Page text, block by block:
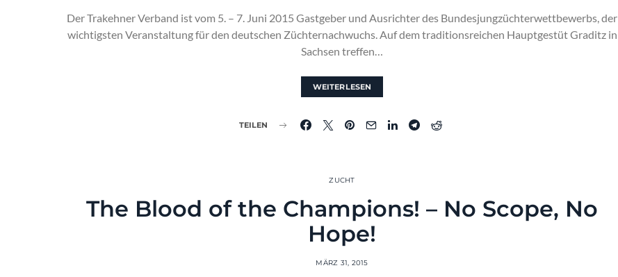
Der Trakehner Verband ist vom 5. – 7. Juni 2015 Gastgeber und Ausrichter des Bundesjungzüchterwettbewerbs, der
wichtigsten Veranstaltung für den deutschen Züchternachwuchs. Auf dem traditionsreichen Hauptgestüt Graditz in
Sachsen treffen…
WEITERLESEN
TEILEN
ZUCHT
The Blood of the Champions! – No Scope, No
Hope!
MÄRZ 31, 2015